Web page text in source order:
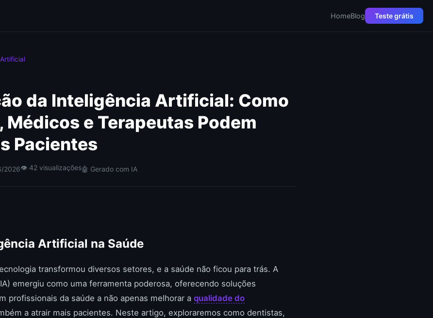
HomeBlog Teste grátis
da Inteligência Artificial: Como
Médicos e Terapeutas Podem
Pacientes
2026👁 42 visualizações🤖 Gerado com IA
Artificial na Saúde
transformou diversos setores, e a saúde não ficou para trás. A
emergiu como uma ferramenta poderosa, oferecendo soluções
profissionais da saúde a não apenas melhorar a qualidade do
a atrair mais pacientes. Neste artigo, exploraremos como dentistas,